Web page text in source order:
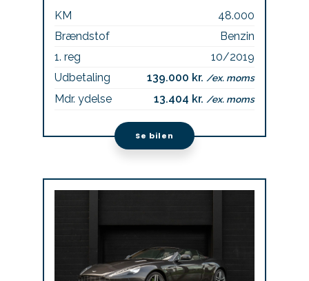
KM
48.000
Brændstof
Benzin
1. reg
10/2019
Udbetaling
139.000 kr./ex. moms
Mdr. ydelse 13.404 kr./ex. moms
Se bilen